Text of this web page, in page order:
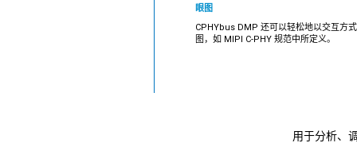
眼图
CPHYbus DMP 还可以轻松地以交互方
图，如 MIPI C-PHY 规范中所定义。
用于分析、